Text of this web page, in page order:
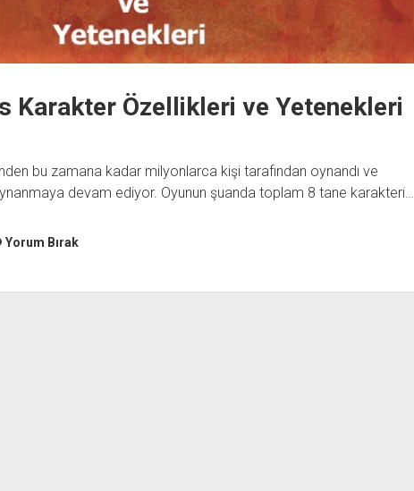
Karakter Özellikleri ve Yetenekleri
bu zamana kadar milyonlarca kişi tarafından oynandı ve
devam ediyor. Oyunun şuanda toplam 8 tane karakteri…
Yorum Bırak